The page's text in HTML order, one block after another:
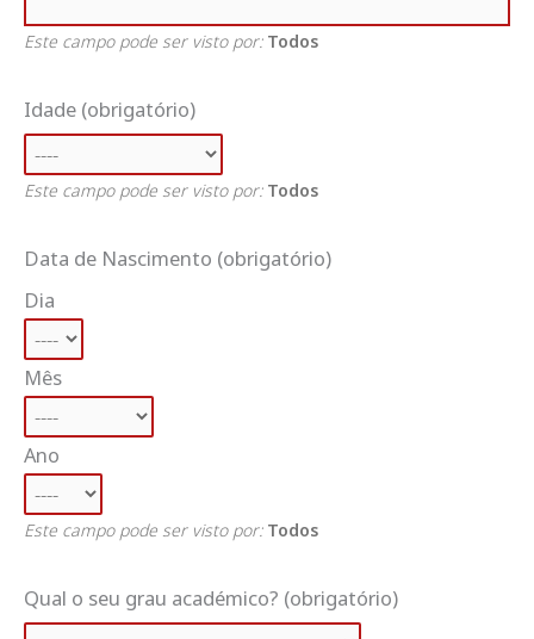
Este campo pode ser visto por: Todos
Idade (obrigatório)
Este campo pode ser visto por: Todos
Data de Nascimento (obrigatório)
Dia
Mês
Ano
Este campo pode ser visto por: Todos
Qual o seu grau académico? (obrigatório)